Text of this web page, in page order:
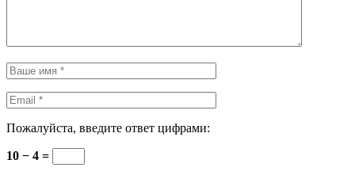
Пожалуйста, введите ответ цифрами:
10 − 4 =